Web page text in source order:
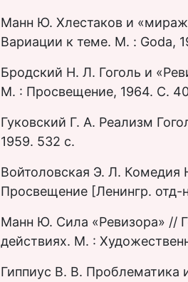
Манн Ю. Хлестаков и
Вариации к теме. М. : Goda,
Бродский Н. Л. Гоголь и
М. : Просвещение, 1964. С.
Гуковский Г. А. Реализм
1959. 532 с.
Войтоловская Э. Л. Комедия
Просвещение [Ленингр. отд-
Манн Ю. Сила «Ревизора» //
действиях. М. :
Гиппиус В. В. Проблематика